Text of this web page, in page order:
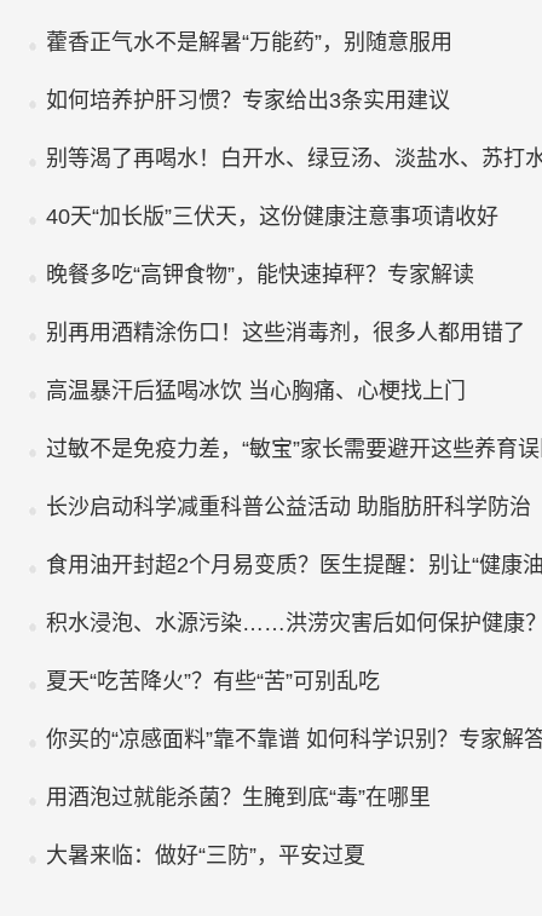
藿香正气水不是解暑“万能药”，别随意服用
如何培养护肝习惯？专家给出3条实用建议
别等渴了再喝水！白开水、绿豆汤、淡盐水、苏打
40天“加长版”三伏天，这份健康注意事项请收好
晚餐多吃“高钾食物”，能快速掉秤？专家解读
别再用酒精涂伤口！这些消毒剂，很多人都用错了
高温暴汗后猛喝冰饮 当心胸痛、心梗找上门
过敏不是免疫力差，“敏宝”家长需要避开这些养育
长沙启动科学减重科普公益活动 助脂肪肝科学防治
食用油开封超2个月易变质？医生提醒：别让“健康油
积水浸泡、水源污染……洪涝灾害后如何保护健康
夏天“吃苦降火”？有些“苦”可别乱吃
你买的“凉感面料”靠不靠谱 如何科学识别？专家解
用酒泡过就能杀菌？生腌到底“毒”在哪里
大暑来临：做好“三防”，平安过夏